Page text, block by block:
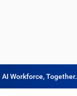
Workforce, Together.